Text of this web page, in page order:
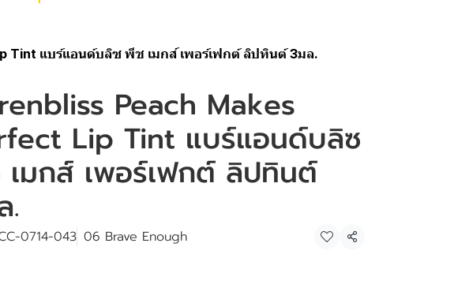
Tint แบร์แอนด์บลิซ พีช เมกส์ เพอร์เฟกต์ ลิปทินต์ 3มล.
Peach Makes
Lip Tint แบร์แอนด์บลิซ
มกส์ เพอร์เฟกต์ ลิปทินต์
.
0714-043 06 Brave Enough
Share